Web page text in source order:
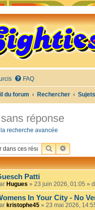
FAQ
du forum Rechercher
réponse
recherche avancée
RECHERCHER
Patti
Hugues » 23 juin 2026, 01:05 »
In Your City - No
kristophe45 » 23 mai 2026,